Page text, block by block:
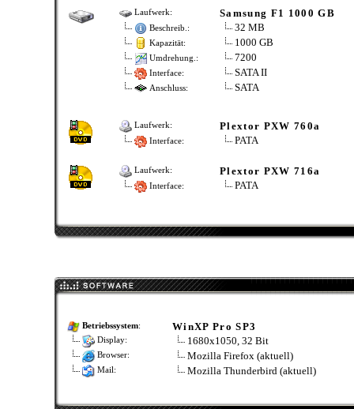
Laufwerk: Samsung F1 1000 GB
Beschreib.: 32 MB
Kapazität: 1000 GB
Umdrehung.: 7200
Interface: SATA II
Anschluss: SATA
Laufwerk: Plextor PXW 760a
Interface: PATA
Laufwerk: Plextor PXW 716a
Interface: PATA
Betriebssystem: WinXP Pro SP3
Display: 1680x1050, 32 Bit
Browser: Mozilla Firefox (aktuell)
Mail: Mozilla Thunderbird (aktuell)